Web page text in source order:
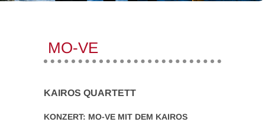
MO-VE
KAIROS QUARTETT
KONZERT: MO-VE MIT DEM KAIROS